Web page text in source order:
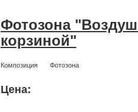
Фотозона
корзиной"
Композиция Фотозона
Цена: